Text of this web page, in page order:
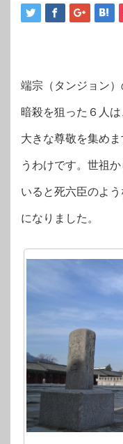
端宗（タンジョン
暗殺を狙った６人
大きな尊敬を集め
うわけです。世祖
いると死六臣のよ
になりました。